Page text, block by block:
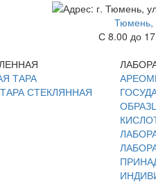
Тюмень,
С 8.00 до
ТАРА
СТЕКЛЯННАЯ